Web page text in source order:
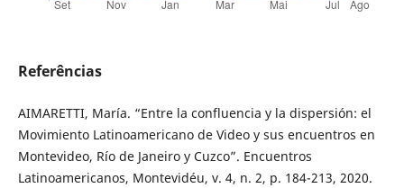
Referências
AIMARETTI, María. “Entre la confluencia y la dispersión: el
Movimiento Latinoamericano de Video y sus encuentros en
Montevideo, Río de Janeiro y Cuzco”. Encuentros
Latinoamericanos, Montevidéu, v. 4, n. 2, p. 184-213, 2020.